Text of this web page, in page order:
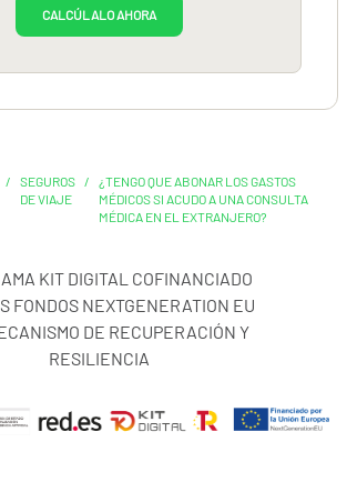
CALCÚLALO AHORA
/
SEGUROS
DE VIAJE
/
¿TENGO QUE ABONAR LOS GASTOS
MÉDICOS SI ACUDO A UNA CONSULTA
MÉDICA EN EL EXTRANJERO?
KIT DIGITAL COFINANCIADO
FONDOS NEXTGENERATION EU
DE RECUPERACIÓN Y
RESILIENCIA